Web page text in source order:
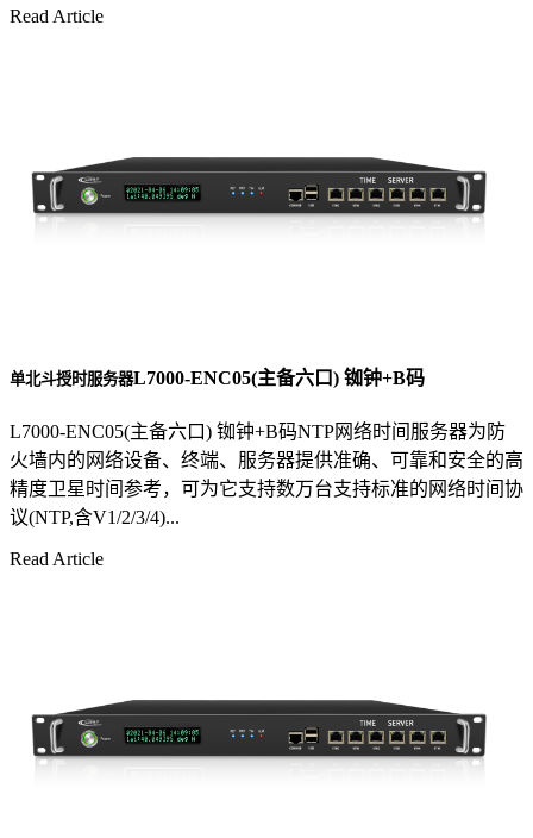
Read Article
单北斗授时服务器L7000-ENC05(主备六口) 铷钟+B码
L7000-ENC05(主备六口) 铷钟+B码NTP网络时间服务器为防
火墙内的网络设备、终端、服务器提供准确、可靠和安全的高
精度卫星时间参考，可为它支持数万台支持标准的网络时间协
议(NTP,含V1/2/3/4)...
Read Article